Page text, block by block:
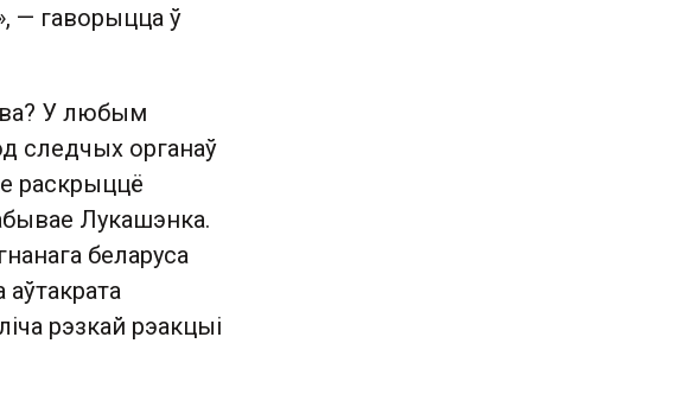
— гаворыцца ў
У любым
следчых органаў
раскрыццё
Лукашэнка.
беларуса
рэзкай рэакцыі